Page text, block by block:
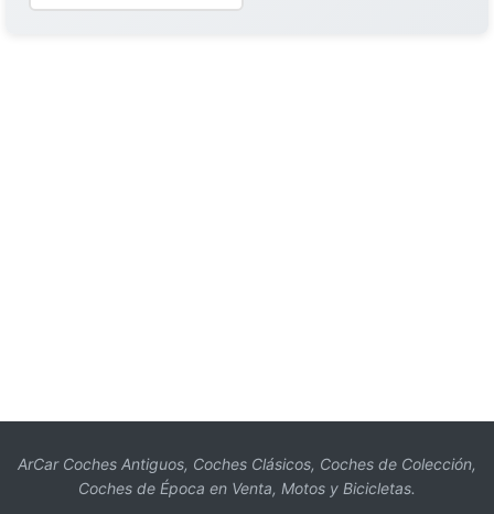
ArCar Coches Antiguos, Coches Clásicos, Coches de Colección,
Coches de Época en Venta, Motos y Bicicletas.